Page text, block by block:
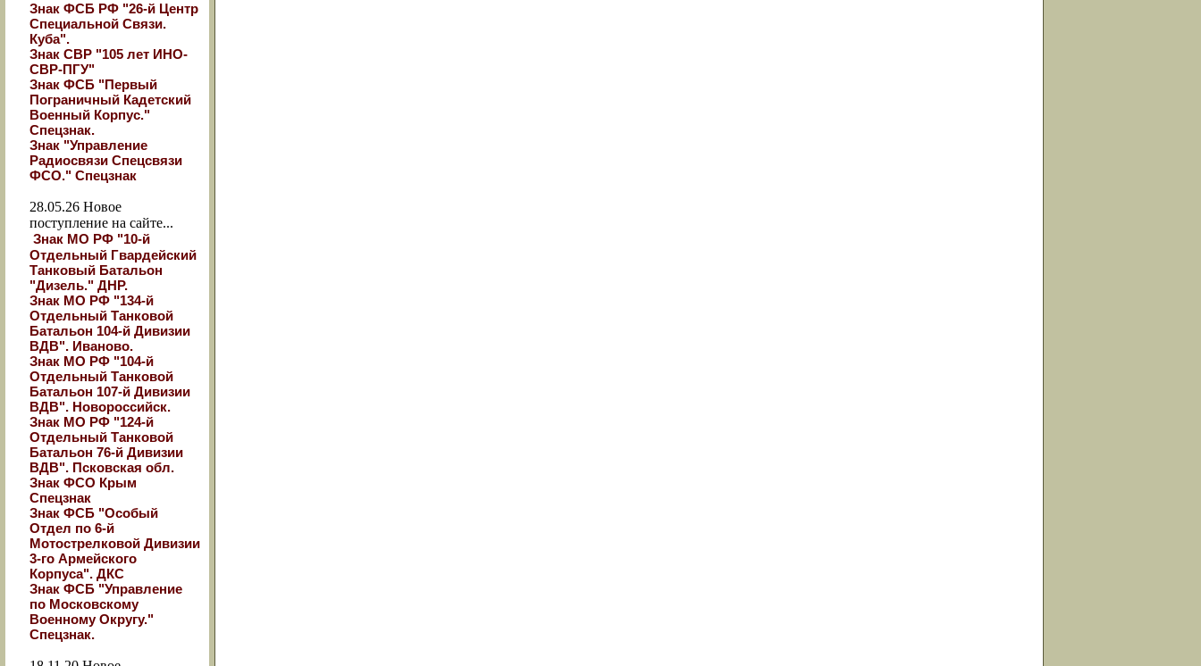
Знак ФСБ РФ "26-й Центр
Специальной Связи.
Куба".
Знак СВР "105 лет ИНО-
СВР-ПГУ"
Знак ФСБ "Первый
Пограничный Кадетский
Военный Корпус."
Спецзнак.
Знак "Управление
Радиосвязи Спецсвязи
ФСО." Спецзнак
28.05.26 Новое
поступление на сайте...
Знак МО РФ "10-й
Отдельный Гвардейский
Танковый Батальон
"Дизель." ДНР.
Знак МО РФ "134-й
Отдельный Танковой
Батальон 104-й Дивизии
ВДВ". Иваново.
Знак МО РФ "104-й
Отдельный Танковой
Батальон 107-й Дивизии
ВДВ". Новороссийск.
Знак МО РФ "124-й
Отдельный Танковой
Батальон 76-й Дивизии
ВДВ". Псковская обл.
Знак ФСО Крым
Спецзнак
Знак ФСБ "Особый
Отдел по 6-й
Мотострелковой Дивизии
3-го Армейского
Корпуса". ДКС
Знак ФСБ "Управление
по Московскому
Военному Округу."
Спецзнак.